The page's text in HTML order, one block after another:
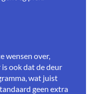
wensen over,
ook dat de deur
wat juist
geen extra